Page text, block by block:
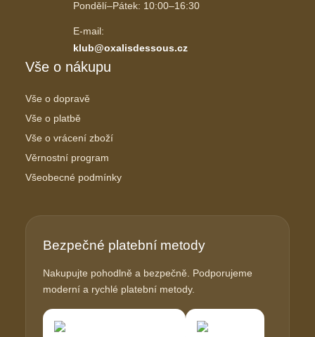
Pondělí–Pátek: 10:00–16:30
E-mail:
klub@oxalisdessous.cz
Vše o nákupu
Vše o dopravě
Vše o platbě
Vše o vrácení zboží
Věrnostní program
Všeobecné podmínky
Bezpečné platební metody
Nakupujte pohodlně a bezpečně. Podporujeme
moderní a rychlé platební metody.